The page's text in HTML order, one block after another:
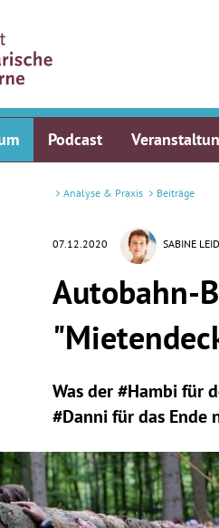
Podcast
Analyse & Praxis Beiträge
07.12.2020 SABINE
Autobahn-
Was der #Hambi für
#Danni für das Ende